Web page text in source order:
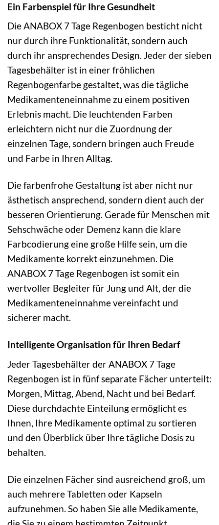
Ein Farbenspiel für Ihre Gesundheit
Die ANABOX 7 Tage Regenbogen besticht nicht
nur durch ihre Funktionalität, sondern auch
durch ihr ansprechendes Design. Jeder der sieben
Tagesbehälter ist in einer fröhlichen
Regenbogenfarbe gestaltet, was die tägliche
Medikamenteneinnahme zu einem positiven
Erlebnis macht. Die leuchtenden Farben
erleichtern nicht nur die Zuordnung der
einzelnen Tage, sondern bringen auch Freude
und Farbe in Ihren Alltag.
Die farbenfrohe Gestaltung ist aber nicht nur
ästhetisch ansprechend, sondern dient auch der
besseren Orientierung. Gerade für Menschen mit
Sehschwäche oder Demenz kann die klare
Farbcodierung eine große Hilfe sein, um die
Medikamente korrekt einzunehmen. Die
ANABOX 7 Tage Regenbogen ist somit ein
wertvoller Begleiter für Jung und Alt, der die
Medikamenteneinnahme vereinfacht und
sicherer macht.
Intelligente Organisation für Ihren Bedarf
Jeder Tagesbehälter der ANABOX 7 Tage
Regenbogen ist in fünf separate Fächer unterteilt:
Morgen, Mittag, Abend, Nacht und bei Bedarf.
Diese durchdachte Einteilung ermöglicht es
Ihnen, Ihre Medikamente optimal zu sortieren
und den Überblick über Ihre tägliche Dosis zu
behalten.
Die einzelnen Fächer sind ausreichend groß, um
auch mehrere Tabletten oder Kapseln
aufzunehmen. So haben Sie alle Medikamente,